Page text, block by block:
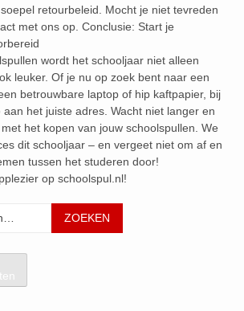
retourbeleid. Mocht je niet tevreden
met ons op. Conclusie: Start je
wordt het schooljaar niet alleen
leuker. Of je nu op zoek bent naar een
betrouwbare laptop of hip kaftpapier, bij
het juiste adres. Wacht niet langer en
het kopen van jouw schoolspullen. We
dit schooljaar – en vergeet niet om af en
tussen het studeren door!
op schoolspul.nl!
ZOEKEN